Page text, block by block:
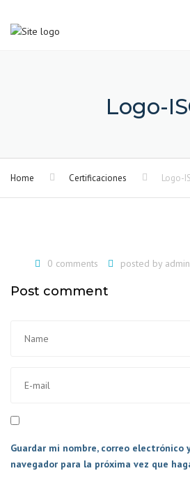
Logo-
Home Certificaciones Logo-
0 comments posted by admin
Post comment
Guardar mi nombre, correo electrónico
navegador para la próxima vez que